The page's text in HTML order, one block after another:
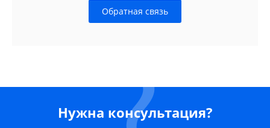
Обратная связь
Нужна консультация?